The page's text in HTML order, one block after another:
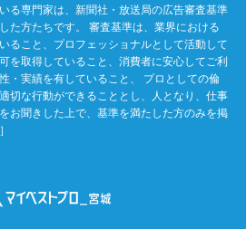
る専門家は、新聞社・放送局の広告審査基準
た方たちです。 審査基準は、業界における
ること、プロフェッショナルとして活動して
を取得していること、消費者に安心してご利
・実績を有していること、 プロとしての倫
切な行動ができることとし、人となり、仕事
お聞きした上で、基準を満たした方のみを掲
］